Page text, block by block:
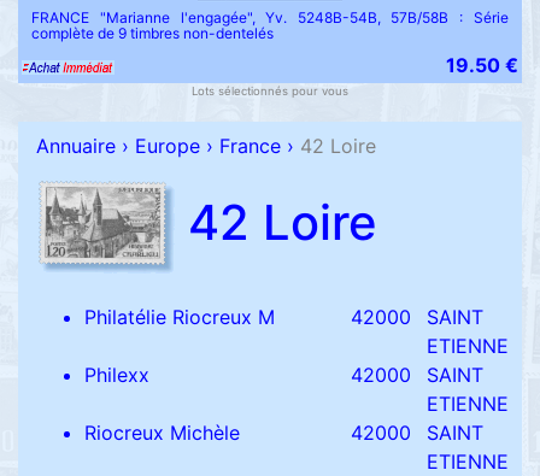
FRANCE "Marianne l'engagée", Yv. 5248B-54B, 57B/58B : Série
complète de 9 timbres non-dentelés
19.50 €
Lots sélectionnés pour vous
Annuaire › Europe › France › 42 Loire
42 Loire
Philatélie Riocreux M 42000
SAINT
ETIENNE
Philexx
42000
SAINT
ETIENNE
Riocreux Michèle
42000
SAINT
ETIENNE